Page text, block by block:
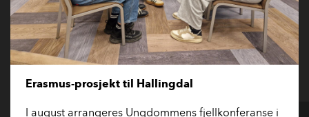
Erasmus-prosjekt til Hallingdal
I august arrangeres Ungdommens fjellkonferanse i